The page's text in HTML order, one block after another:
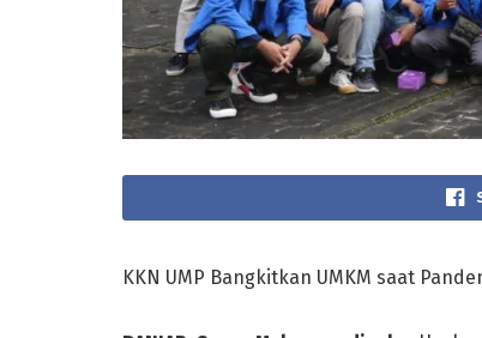
KKN UMP Bangkitkan UMKM saat